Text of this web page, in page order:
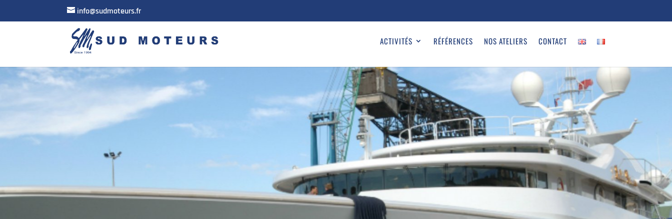
info@sudmoteurs.fr
ACTIVITÉS RÉFÉRENCES NOS ATELIERS CONTACT